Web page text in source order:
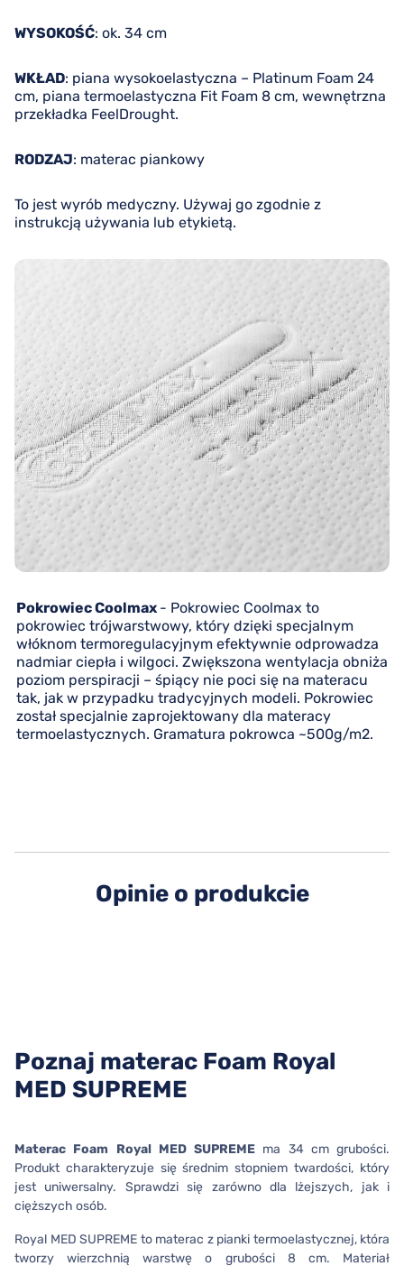
WYSOKOŚĆ: ok. 34 cm
WKŁAD: piana wysokoelastyczna – Platinum Foam 24
cm, piana termoelastyczna Fit Foam 8 cm, wewnętrzna
przekładka FeelDrought.
RODZAJ: materac piankowy
To jest wyrób medyczny. Używaj go zgodnie z
instrukcją używania lub etykietą.
Pokrowiec Coolmax - Pokrowiec Coolmax to
pokrowiec trójwarstwowy, który dzięki specjalnym
włóknom termoregulacyjnym efektywnie odprowadza
nadmiar ciepła i wilgoci. Zwiększona wentylacja obniża
poziom perspiracji – śpiący nie poci się na materacu
tak, jak w przypadku tradycyjnych modeli. Pokrowiec
został specjalnie zaprojektowany dla materacy
termoelastycznych. Gramatura pokrowca ~500g/m2.
Opinie o produkcie
Poznaj materac Foam Royal
MED SUPREME
Materac Foam Royal MED SUPREME ma 34 cm grubości.
Produkt charakteryzuje się średnim stopniem twardości, który
jest uniwersalny. Sprawdzi się zarówno dla lżejszych, jak i
cięższych osób.
Royal MED SUPREME to materac z pianki termoelastycznej, która
tworzy wierzchnią warstwę o grubości 8 cm. Materiał